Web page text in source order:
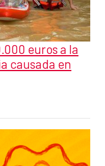
euros a la
causada en